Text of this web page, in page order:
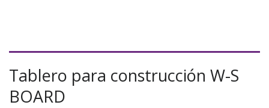
Tablero para construcción W-S
BOARD